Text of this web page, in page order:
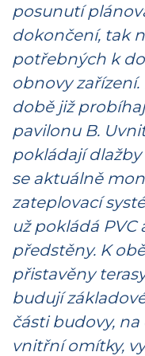
posunutí
dokončení, tak
potřebných k
obnovy
době již
pavilonu B.
pokládají
se aktuálně
zateplovací
už pokládá PVC
předstěny. K
přistavěny
budují
části budovy,
vnitřní omítky,